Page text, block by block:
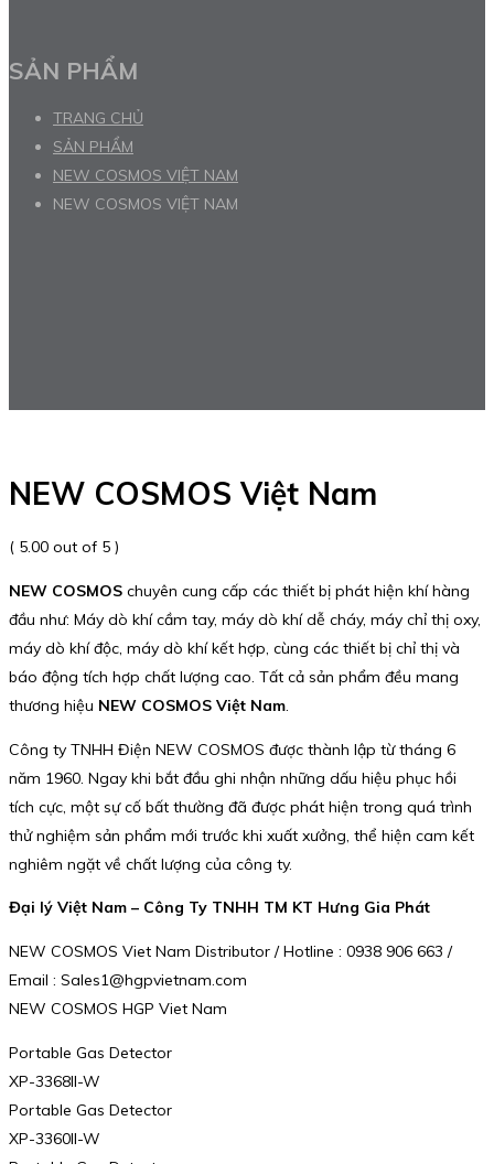
SẢN PHẨM
TRANG CHỦ
SẢN PHẨM
NEW COSMOS VIỆT NAM
NEW COSMOS VIỆT NAM
NEW COSMOS Việt Nam
( 5.00 out of 5 )
NEW COSMOS chuyên cung cấp các thiết bị phát hiện khí hàng
đầu như: Máy dò khí cầm tay, máy dò khí dễ cháy, máy chỉ thị oxy,
máy dò khí độc, máy dò khí kết hợp, cùng các thiết bị chỉ thị và
báo động tích hợp chất lượng cao. Tất cả sản phẩm đều mang
thương hiệu NEW COSMOS Việt Nam
Công ty TNHH Điện NEW COSMOS được thành lập từ tháng 6
năm 1960. Ngay khi bắt đầu ghi nhận những dấu hiệu phục hồi
tích cực, một sự cố bất thường đã được phát hiện trong quá trình
thử nghiệm sản phẩm mới trước khi xuất xưởng, thể hiện cam kết
nghiêm ngặt về chất lượng của công ty.
Đại lý Việt Nam – Công Ty TNHH TM KT Hưng Gia Phát
NEW COSMOS Viet Nam Distributor / Hotline : 0938 906 663 /
Email : Sales1@hgpvietnam.com
NEW COSMOS HGP Viet Nam
Portable Gas Detector
XP-3368II-W
Portable Gas Detector
XP-3360II-W